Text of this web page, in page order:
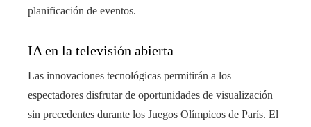
planificación de eventos.
IA en la televisión abierta
Las innovaciones tecnológicas permitirán a los
espectadores disfrutar de oportunidades de visualización
sin precedentes durante los Juegos Olímpicos de París. El